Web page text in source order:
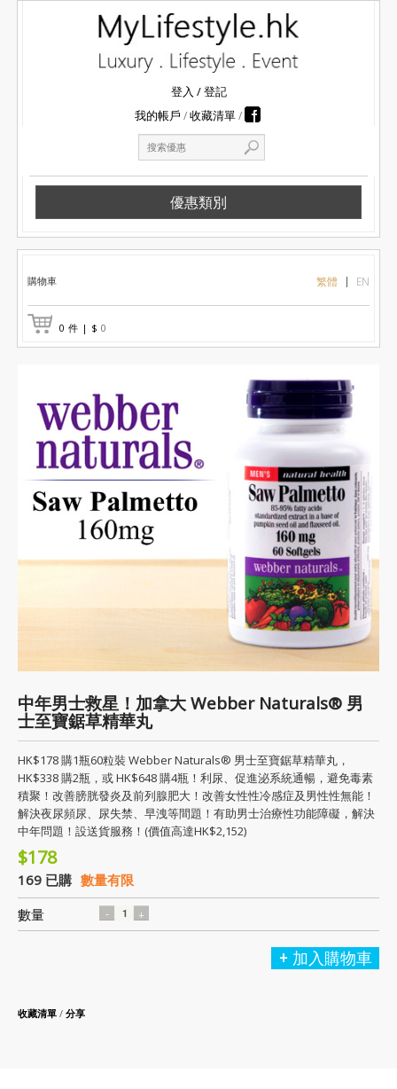
登入 /登記
我的帳戶
收藏清單
優惠類別
購物車 繁體 EN
0 件 | $ 0
中年男士救星！加拿大 Webber Naturals® 男
士至寶鋸草精華丸
HK$178 購1瓶60粒裝 Webber Naturals® 男士至寶鋸草精華丸，
HK$338 購2瓶，或 HK$648 購4瓶！利尿、促進泌系統通暢，避免毒素
積聚！改善膀胱發炎及前列腺肥大！改善女性性冷感症及男性性無能！
解決夜尿頻尿、尿失禁、早洩等間題！有助男士治療性功能障礙，解決
中年問題！設送貨服務！(價值高達HK$2,152)
$178
169 已購 數量有限
數量
加入購物車
收藏清單 / 分享